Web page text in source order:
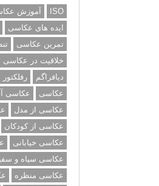
ISO آموزش
ایده های عکاسی
تمرین عکاسی
خلاقیت در عکاسی
دیافراگم
رفلکتور
عکاسی
عکاسی
عکاسی از مدل
عکاسی از کودکان
عکاسی خیابانی
عکاسی سیاه و
عکاسی منظره